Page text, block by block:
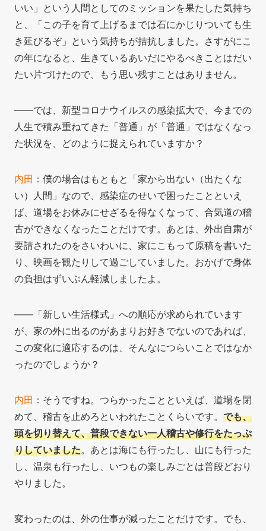
いい」という人間としてのミッションを果たした気持ち
と、「この子を育て上げるまでは石にかじりついても生
き延びるぞ」という気持ちが拮抗しました。さすがにこ
の年になると、生きているあいだにやるべきことはだい
たい片づけたので、もう思い残すことはありません。
――では、新型コロナウイルスの感染拡大で、今までの
人生で積み重ねてきた「普通」が「普通」ではなくなっ
た状況を、どのように捉えられていますか？
内田 ：僕の場合はもともと「家から出ない（出たくな
い）人間」なので、感染症のせいで困ったことといえ
ば、道場をお休みにせざるを得なくなって、合気道の稽
古ができなくなったことだけです。あとは、外出自粛が
要請されたのをさいわいに、家にこもって原稿を書いた
り、映画を観たりして過ごしていました。おかげで身体
の負担はずいぶん軽減しましたよ。
――「新しい生活様式」への順応が求められています
が、家の外に出るのがあまりお好きでないのであれば、
この変化に適応するのは、そんなにつらいことではなか
ったのでしょうか？
内田 ：そうですね。つらかったことといえば、道場を閉
めて、稽古を止めろといわれたことくらいです。 でも、
頭を切り替えて、普段できない一人稽古や修行をたっぷ
りしていました。あとは海にも行ったし、山にも行った
し、温泉も行ったし、いつもの楽しみごとは普段どおり
やりました。
変わったのは、外の仕事が減ったことだけです。でも、